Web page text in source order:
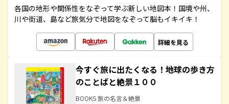
各国の地形や関係性をなぞって学ぶ新しい地図本！国境や州、
川や街道、島など旅気分で地図をなぞって脳もイキイキ！
詳細を見る
今すぐ旅に出たくなる！地球の歩き方
のことばと絶景１００
BOOKS 旅の名言＆絶景